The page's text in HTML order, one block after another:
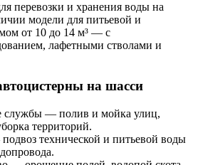
перевозки и хранения воды на
модели для питьевой и
от 10 до 14 м³ — с
лафетными стволами и
на шасси
— полив и мойка улиц,
территорий.
технической и питьевой воды